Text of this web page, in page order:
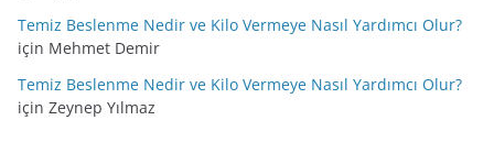
Temiz Beslenme Nedir ve Kilo Vermeye Nasıl Yardımcı Olur?
için Mehmet Demir
Temiz Beslenme Nedir ve Kilo Vermeye Nasıl Yardımcı Olur?
için Zeynep Yılmaz